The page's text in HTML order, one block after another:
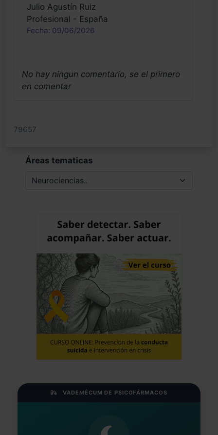
Julio Agustín Ruiz
Profesional - España
Fecha: 09/06/2026
No hay ningun comentario, se el primero
en comentar
79657
Áreas tematicas
VADEMÉCUM DE PSICOFÁRMACOS